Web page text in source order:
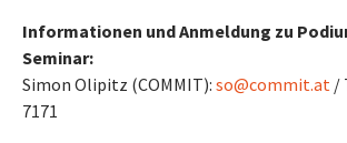
Informationen und Anmeldung zu
Seminar:
Simon Olipitz (COMMIT): so@commit.at /
7171